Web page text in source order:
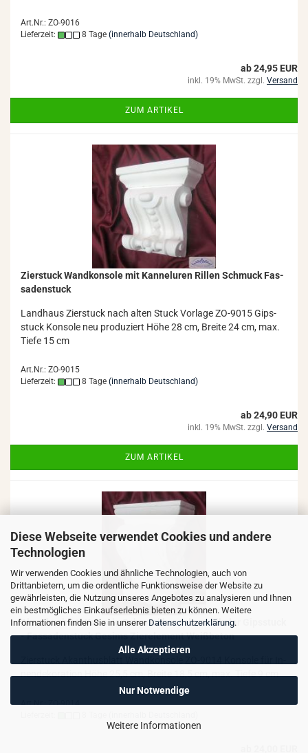
Diese Webseite verwendet Cookies und andere
Technologien
Wir verwenden Cookies und ähnliche Technologien, auch von
Drittanbietern, um die ordentliche Funktionsweise der Website zu
gewährleisten, die Nutzung unseres Angebotes zu analysieren und Ihnen
ein bestmögliches Einkaufserlebnis bieten zu können. Weitere
Informationen finden Sie in unserer Datenschutzerklärung.
Alle Akzeptieren
Nur Notwendige
Weitere Informationen
Art.Nr.: ZO-9016
Lieferzeit:
8 Tage (innerhalb Deutschland)
ab 24,95 EUR
inkl. 19% MwSt. zzgl. Versand
ZUM ARTIKEL
Zier­stuck Wand­kon­so­le mit Kan­nel­uren Ril­len Schmuck Fas­
sa­den­stuck
Land­haus Zier­stuck nach alten Stuck Vor­la­ge ZO-​9015 Gips­
stuck Kon­so­le neu pro­du­ziert Höhe 28 cm, Brei­te 24 cm, max.
Tiefe 15 cm
Art.Nr.: ZO-9015
Lieferzeit:
8 Tage (innerhalb Deutschland)
ab 24,90 EUR
inkl. 19% MwSt. zzgl. Versand
ZUM ARTIKEL
Akan­thus­blatt Kon­so­le Schmuck­kon­so­le rus­ti­ka­ler Gips­stuck
- Fas­sa­den­stuck Ge­sims Zier­ele­ment Weiß­be­ton
nen­de­ko­ra­ti­on Höhe 25,5 cm, Brei­te 18,5 cm, max. Tiefe 9 cm
Art.Nr.: ZO-9014